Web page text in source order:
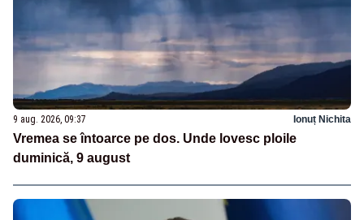
9 aug. 2026, 09:37 Ionuț Nichita
Vremea se întoarce pe dos. Unde lovesc ploile
duminică, 9 august